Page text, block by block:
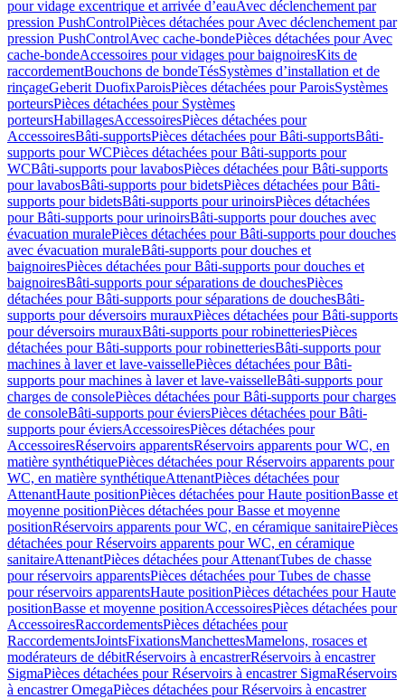
pour vidage excentrique et arrivée d’eauAvec déclenchement par
pression PushControlPièces détachées pour Avec déclenchement par
pression PushControlAvec cache-bondePièces détachées pour Avec
cache-bondeAccessoires pour vidages pour baignoiresKits de
raccordementBouchons de bondeTésSystèmes d’installation et de
rinçageGeberit DuofixParoisPièces détachées pour ParoisSystèmes
porteursPièces détachées pour Systèmes
porteursHabillagesAccessoiresPièces détachées pour
AccessoiresBâti-supportsPièces détachées pour Bâti-supportsBâti-
supports pour WCPièces détachées pour Bâti-supports pour
WCBâti-supports pour lavabosPièces détachées pour Bâti-supports
pour lavabosBâti-supports pour bidetsPièces détachées pour Bâti-
supports pour bidetsBâti-supports pour urinoirsPièces détachées
pour Bâti-supports pour urinoirsBâti-supports pour douches avec
évacuation muralePièces détachées pour Bâti-supports pour douches
avec évacuation muraleBâti-supports pour douches et
baignoiresPièces détachées pour Bâti-supports pour douches et
baignoiresBâti-supports pour séparations de douchesPièces
détachées pour Bâti-supports pour séparations de douchesBâti-
supports pour déversoirs murauxPièces détachées pour Bâti-supports
pour déversoirs murauxBâti-supports pour robinetteriesPièces
détachées pour Bâti-supports pour robinetteriesBâti-supports pour
machines à laver et lave-vaissellePièces détachées pour Bâti-
supports pour machines à laver et lave-vaisselleBâti-supports pour
charges de consolePièces détachées pour Bâti-supports pour charges
de consoleBâti-supports pour éviersPièces détachées pour Bâti-
supports pour éviersAccessoiresPièces détachées pour
AccessoiresRéservoirs apparentsRéservoirs apparents pour WC, en
matière synthétiquePièces détachées pour Réservoirs apparents pour
WC, en matière synthétiqueAttenantPièces détachées pour
AttenantHaute positionPièces détachées pour Haute positionBasse et
moyenne positionPièces détachées pour Basse et moyenne
positionRéservoirs apparents pour WC, en céramique sanitairePièces
détachées pour Réservoirs apparents pour WC, en céramique
sanitaireAttenantPièces détachées pour AttenantTubes de chasse
pour réservoirs apparentsPièces détachées pour Tubes de chasse
pour réservoirs apparentsHaute positionPièces détachées pour Haute
positionBasse et moyenne positionAccessoiresPièces détachées pour
AccessoiresRaccordementsPièces détachées pour
RaccordementsJointsFixationsManchettesMamelons, rosaces et
modérateurs de débitRéservoirs à encastrerRéservoirs à encastrer
SigmaPièces détachées pour Réservoirs à encastrer SigmaRéservoirs
à encastrer OmegaPièces détachées pour Réservoirs à encastrer